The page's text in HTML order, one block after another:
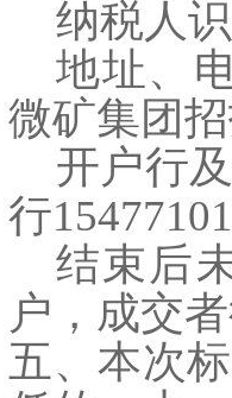
纳税人
地址、
微矿集团
开户行
行
结束后
户，成交
五、本次